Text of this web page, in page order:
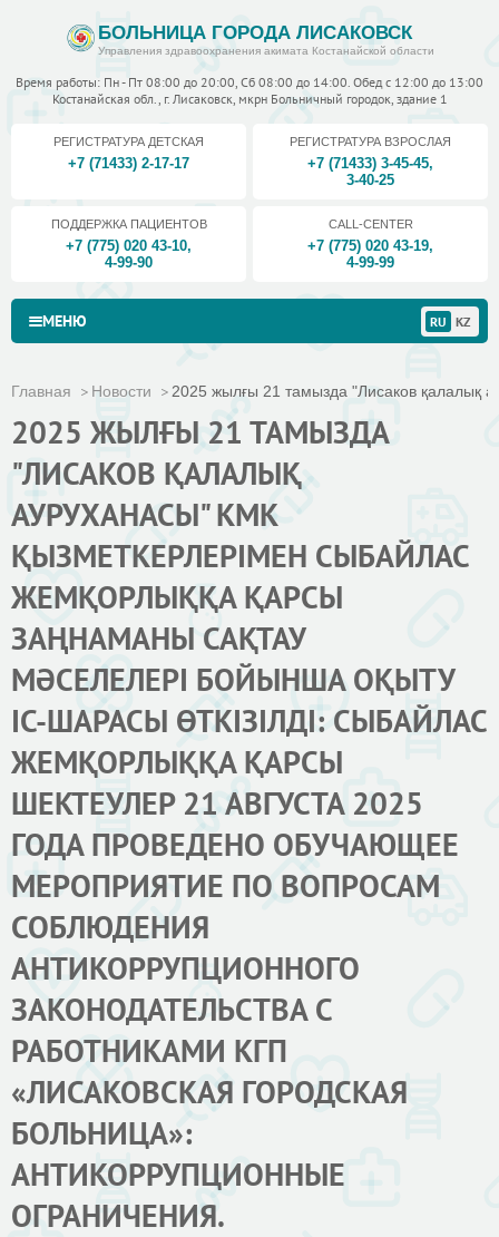
БОЛЬНИЦА ГОРОДА ЛИСАКОВСК
Управления здравоохранения акимата Костанайской области
Время работы: Пн - Пт 08:00 до 20:00, Сб 08:00 до 14:00. Обед с 12:00 до 13:00
Костанайская обл., г. Лисаковск, мкрн Больничный городок, здание 1
РЕГИСТРАТУРА ДЕТСКАЯ
+7 (71433) 2-17-17
РЕГИСТРАТУРА ВЗРОСЛАЯ
+7 (71433) 3-45-45,
3-40-25
ПОДДЕРЖКА ПАЦИЕНТОВ
+7 (775) 020 43-10,
4-99-90
CALL-CENTER
+7 (775) 020 43-19,
4-99-99
МЕНЮ RU KZ
Главная Новости 2025 жылғы 21 тамызда "Лисаков қалалық
2025 ЖЫЛҒЫ 21 ТАМЫЗДА
"ЛИСАКОВ ҚАЛАЛЫҚ
АУРУХАНАСЫ" КМК
ҚЫЗМЕТКЕРЛЕРІМЕН СЫБАЙЛАС
ЖЕМҚОРЛЫҚҚА ҚАРСЫ
ЗАҢНАМАНЫ САҚТАУ
МӘСЕЛЕЛЕРІ БОЙЫНША ОҚЫТУ
ІС-ШАРАСЫ ӨТКІЗІЛДІ: СЫБАЙЛАС
ЖЕМҚОРЛЫҚҚА ҚАРСЫ
ШЕКТЕУЛЕР 21 АВГУСТА 2025
ГОДА ПРОВЕДЕНО ОБУЧАЮЩЕЕ
МЕРОПРИЯТИЕ ПО ВОПРОСАМ
СОБЛЮДЕНИЯ
АНТИКОРРУПЦИОННОГО
ЗАКОНОДАТЕЛЬСТВА С
РАБОТНИКАМИ КГП
«ЛИСАКОВСКАЯ ГОРОДСКАЯ
БОЛЬНИЦА»:
АНТИКОРРУПЦИОННЫЕ
ОГРАНИЧЕНИЯ.